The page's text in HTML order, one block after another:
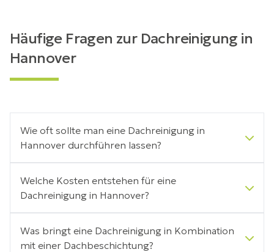
Häufige Fragen zur Dachreinigung in
Hannover
Wie oft sollte man eine Dachreinigung in
Hannover durchführen lassen?
Welche Kosten entstehen für eine
Dachreinigung in Hannover?
Was bringt eine Dachreinigung in Kombination
mit einer Dachbeschichtung?